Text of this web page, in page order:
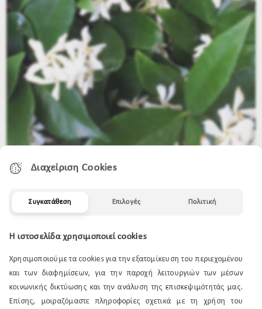
ΒΕΣΤΡΙΓΓΙΑ
Διαχείριση Cookies
Συγκατάθεση Επιλογές Πολιτική
Η ιστοσελίδα χρησιμοποιεί cookies
Χρησιμοποιούμε τα cookies για την εξατομίκευση του περιεχομένου
και των διαφημίσεων, για την παροχή λειτουργιών των μέσων
κοινωνικής δικτύωσης και την ανάλυση της επισκεψιμότητάς μας.
Επίσης, μοιραζόμαστε πληροφορίες σχετικά με τη χρήση του